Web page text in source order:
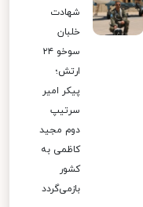
شهادت
خلبان
سوخو ۲۴
ارتش؛
پیکر امیر
سرتیپ
دوم مجید
کاظمی به
کشور
بازمی‌گردد